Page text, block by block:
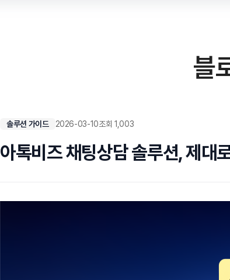
블
솔루션 가이드 2026-03-10조회 1,003
아톡비즈 채팅상담 솔루션, 제대